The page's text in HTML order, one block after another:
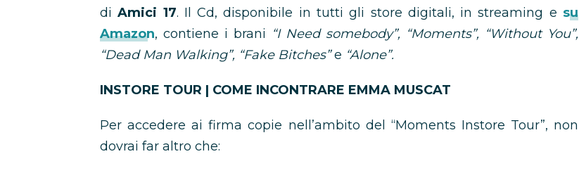
di Amici 17. Il Cd, disponibile in tutti gli store digitali, in streaming e su
Amazon, contiene i brani “I Need somebody”, “Moments”, “Without You”,
“Dead Man Walking”, “Fake Bitches”e “Alone”.
INSTORE TOUR | COME INCONTRARE EMMA MUSCAT
Per accedere ai firma copie nell’ambito del “Moments Instore Tour”, non
dovrai far altro che: